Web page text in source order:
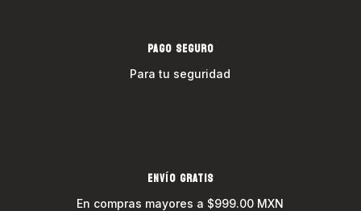
PAGO SEGURO
Para tu seguridad
ENVÍO GRATIS
En compras mayores a $999.00 MXN